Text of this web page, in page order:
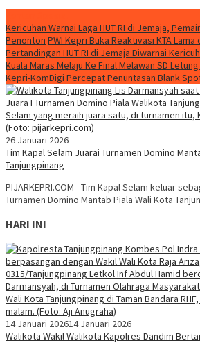
Kericuhan Warnai Laga HUT RI di Jemaja,
Penonton PWI Kepri Buka Reaktivasi KTA
Pertandingan HUT RI di Jemaja Diwarnai
Kuala Maras Melaju Ke Final Melawan SD Letung
Kepri-KomDigi Percepat Penuntasan Blank
26 Januari 2026
Tim Kapal Selam Juarai Turnamen Domino
Tanjungpinang
PIJARKEPRI.COM - Tim Kapal Selam keluar
Turnamen Domino Mantab Piala Wali Kota
HARI INI
14 Januari 202614 Januari 2026
Walikota Wakil Walikota Kapolres Dandim